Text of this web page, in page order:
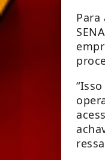
Para